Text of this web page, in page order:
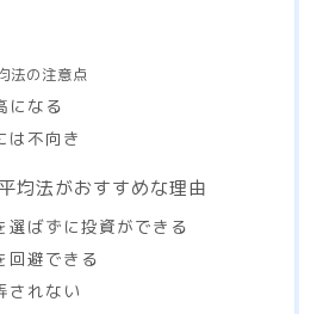
法の注意点
になる
は不向き
均法がおすすめな理由
選ばずに投資ができる
回避できる
されない